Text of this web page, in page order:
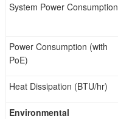
System Power Consumption
Power Consumption (with
PoE)
Heat Dissipation (BTU/hr)
Environmental